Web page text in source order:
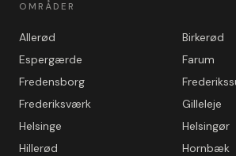
OMRÅDER
Allerød
Birkerød
Espergærde
Farum
Fredensborg
Frederiksværk
Gilleleje
Helsinge
Helsingør
Hillerød
Hornbæk